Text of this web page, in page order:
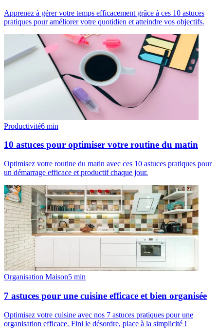
Apprenez à gérer votre temps efficacement grâce à ces 10 astuces
pratiques pour améliorer votre quotidien et atteindre vos objectifs.
Productivité6 min
10 astuces pour optimiser votre routine du matin
Optimisez votre routine du matin avec ces 10 astuces pratiques pour
un démarrage efficace et productif chaque jour.
Organisation Maison5 min
7 astuces pour une cuisine efficace et bien organisée
Optimisez votre cuisine avec nos 7 astuces pratiques pour une
organisation efficace. Fini le désordre, place à la simplicité !